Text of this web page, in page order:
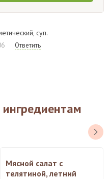
суп.
Ответить
Мясной салат с
телятиной, летний